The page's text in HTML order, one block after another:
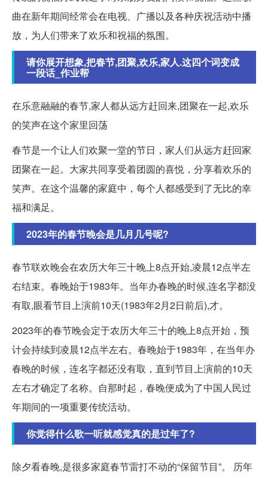
曲在新年期间经常会在电视、广播以及各种庆祝活动中播
放，为人们带来了欢乐和祝福的氛围。
请你展开想象,把春节,团聚,欢乐,家人.这四个词变成
一段话_作业帮
在乐意融融的春节,家人都从远方赶回来,团聚在一起,欢乐
的笑声在这个家里回荡
春节是一个让人们欢聚一堂的节日，家人们从远方赶回家
团聚在一起。大家共同享受着团圆的喜悦，分享着欢乐的
笑声。在这个温馨的家庭中，每个人都感受到了无比的幸
福和满足。
2023年的春节晚会是几月几号呢?
春节联欢晚会在农历大年三十晚上8点开始,凌晨12点半左
右结束。春晚始于1983年。当年办春晚的时候,连名字都没
有取,眼看节目上演前10天(1983年2月2日前后),才。
2023年的春节晚会定于农历大年三十的晚上8点开始，预
计会持续到凌晨12点半左右。春晚始于1983年，在当年办
春晚的时候，连名字都还没有取，直到节目上演前的10天
左右才确定了名称。自那时起，春晚便成为了中国人民过
年期间的一项重要传统活动。
你觉得什么歌一听就感觉真的是过年了?
除夕看春晚,是很多家庭春节雷打不动的“保留节目”。 历年